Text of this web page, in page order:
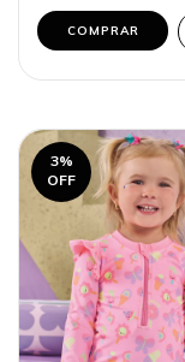
COMPRAR
3%
OFF